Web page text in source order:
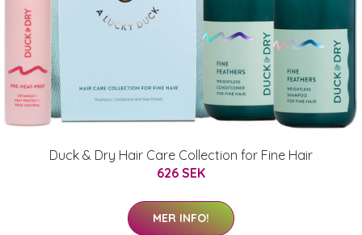
Duck & Dry Hair Care Collection for Fine Hair
626 SEK
MER INFO!